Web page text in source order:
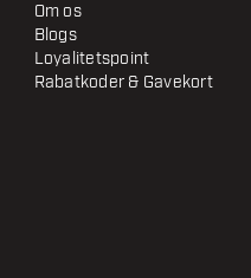
Om os
Blogs
Loyalitetspoint
Rabatkoder & Gavekort